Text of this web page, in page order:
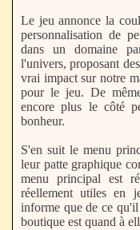
Le jeu annonce la
personnalisation de
dans un domaine
l'univers, proposant
vrai impact sur notre
pour le jeu. De
encore plus le côté
bonheur.
S'en suit le menu
leur patte graphique
menu principal est
réellement utiles en
informe que de ce
boutique est quand à